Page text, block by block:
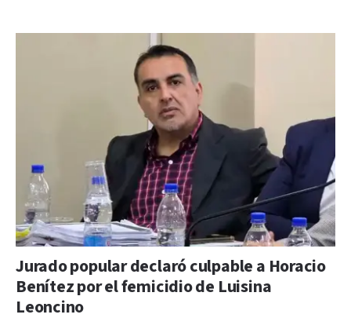
Jurado popular declaró culpable a Horacio
Benítez por el femicidio de Luisina
Leoncino